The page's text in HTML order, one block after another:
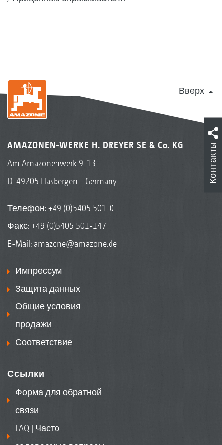
Вверх
AMAZONEN-WERKE H. DREYER SE & Co. KG
Am Amazonenwerk 9-13
D-49205 Hasbergen - Germany
Телефон:+49 (0)5405 501-0
Факс: +49 (0)5405 501-147
E-Mail: amazone@amazone.de
Импрессум
Защита данных
Общие условия
продажи
Соответствие
Ссылки
Форма для обратной
связи
FAQ | Часто
Контакты